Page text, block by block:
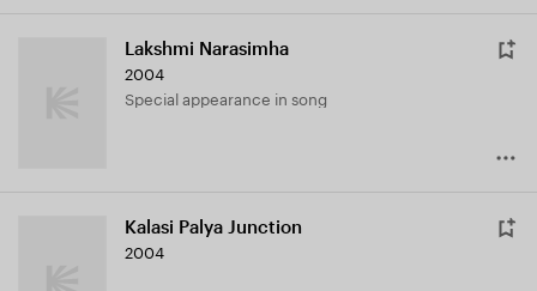
Lakshmi Narasimha
2004
Special appearance in song
Kalasi Palya Junction
2004